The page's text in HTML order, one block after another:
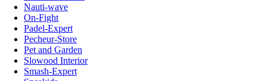
Nauti-wave
On-Fight
Padel-Expert
Pecheur-Store
Pet and Garden
Slowood Interior
Smash-Expert